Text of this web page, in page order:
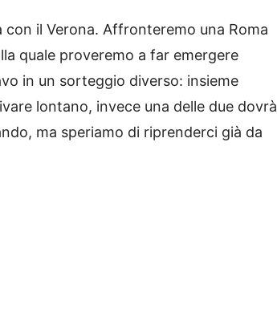
il Verona. Affronteremo una Roma
quale proveremo a far emergere
in un sorteggio diverso: insieme
lontano, invece una delle due dovrà
ma speriamo di riprenderci già da